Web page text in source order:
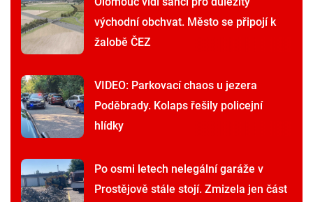
východní obchvat. Město se připojí k
žalobě ČEZ
VIDEO: Parkovací chaos u jezera
Poděbrady. Kolaps řešily policejní
hlídky
Po osmi letech nelegální garáže v
Prostějově stále stojí. Zmizela jen část